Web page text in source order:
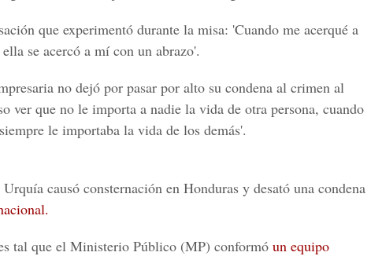
que experimentó durante la misa: 'Cuando me acerqué a
se acercó a mí con un abrazo'.
no dejó por pasar por alto su condena al crimen al
ver que no le importa a nadie la vida de otra persona, cuando
le importaba la vida de los demás'.
causó consternación en Honduras y desató una condena
tal que el Ministerio Público (MP) conformó un equipo